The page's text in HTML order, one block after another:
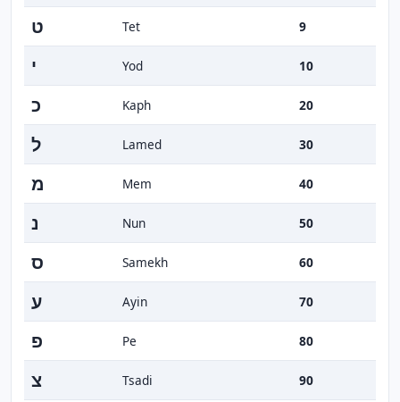
ט Tet 9
י Yod 10
כ Kaph 20
ל Lamed 30
מ Mem 40
נ Nun 50
ס Samekh 60
ע Ayin 70
פ Pe 80
צ Tsadi 90